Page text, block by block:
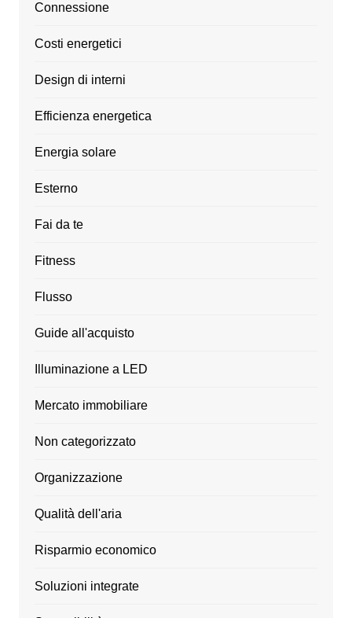
Connessione
Costi energetici
Design di interni
Efficienza energetica
Energia solare
Esterno
Fai da te
Fitness
Flusso
Guide all'acquisto
Illuminazione a LED
Mercato immobiliare
Non categorizzato
Organizzazione
Qualità dell'aria
Risparmio economico
Soluzioni integrate